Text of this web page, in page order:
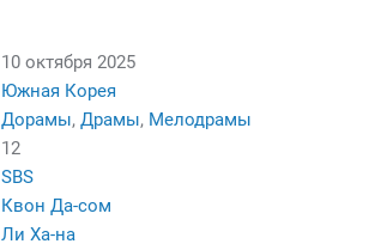
10 октября 2025
Южная Корея
Дорамы, Драмы, Мелодрамы
12
SBS
Квон Да-сом
Ли Ха-на